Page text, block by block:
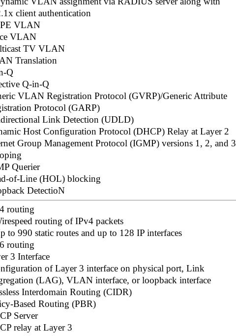
client authentication
VLAN
VLAN
TV VLAN
Translation
Q
Q-in-Q
VLAN Registration Protocol (GVRP)/Generic Attribute
Protocol (GARP)
Link Detection (UDLD)
Host Configuration Protocol (DHCP) Relay at Layer 2
Group Management Protocol (IGMP) versions 1, 2, and 3
Querier
of-Line (HOL) blocking
DetectioN
routing
routing of IPv4 packets
to 990 static routes and up to 128 IP interfaces
routing
3 Interface
of Layer 3 interface on physical port, Link
(LAG), VLAN interface, or loopback interface
Interdomain Routing (CIDR)
Based Routing (PBR)
Server
relay at Layer 3